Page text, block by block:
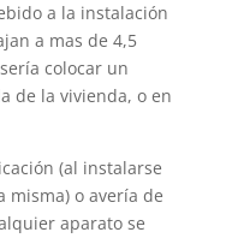
a la instalación
a mas de 4,5
colocar un
de la vivienda, o en
(al instalarse
misma) o avería de
aparato se